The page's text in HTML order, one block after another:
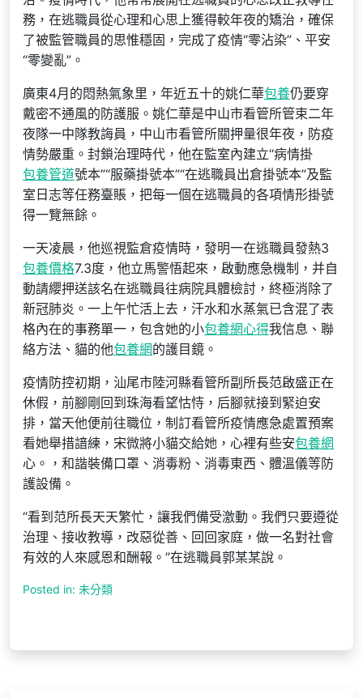
務，在逃職員從心理和心思上獲得較年夜的矯治，確保
了被監管職員的思惟穩固，完成了疫情“零沾染”、平安
“零變亂”。
廣東4月的悶熱氣象里，年近五十的姚仁華包養仍要穿
戴密不通風的防護服。姚仁華是中山市看管所管束二年
夜隊一中隊教誨員，中山市看管所關押量很年夜，防疫
情勢嚴重。封鎖治理時代，他在監室內建立“病情掛
包養管道號本”“服藥掛號本”“在逃職員出倉掛號本”及監
室日志等任務臺賬，把每一個在逃職員的各項情形掛號
得一覽無餘。
一天凌晨，他巡視監倉疫情時，發明一在逃職員發熱3
包養價格7.3度，他立馬警悟起來，啟動應急機制，并自
動請纓押送該名在逃職員往病院具體檢討，終極消除了
新冠肺炎。一上午忙活上去，汗水和水蒸氣已含混了表
格內在的事務單一，包含她的小包養網心得我信息、聯
絡方法、貓的他包養網的護目鏡。
疫情防控初期，汕尾市陸河縣看管所副所長范啟盛正在
休假，前腳剛回到珠海看望怙恃，后腳就接到緊迫安
排，當天他便前往職位，制訂看管所疫情應急處置預案
看她舉措諳練，宋微將小貓交給她，心裡有些安包養網
心。，和諧裝備口罩、消毒粉、消毒東西、體溫儀等防
護設備。
“看到范所長天天繁忙，讓我們備受激動。我們只要遵從
治理、接收教導，改惡從善、回回家庭，做一名對社會
有效的人來感恩和酬報。”在逃職員郭某某說。
Posted in: 未分類